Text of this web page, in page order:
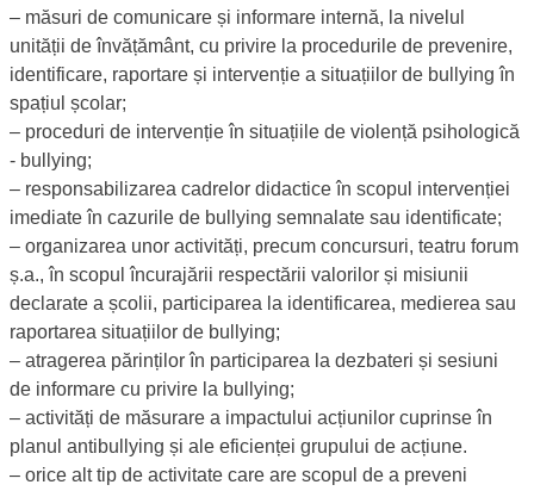
‒ măsuri de comunicare și informare internă, la nivelul
unității de învățământ, cu privire la procedurile de prevenire,
identificare, raportare și intervenție a situațiilor de bullying în
spațiul școlar;
‒ proceduri de intervenție în situațiile de violență psihologică
- bullying;
‒ responsabilizarea cadrelor didactice în scopul intervenției
imediate în cazurile de bullying semnalate sau identificate;
‒ organizarea unor activități, precum concursuri, teatru forum
ș.a., în scopul încurajării respectării valorilor și misiunii
declarate a școlii, participarea la identificarea, medierea sau
raportarea situațiilor de bullying;
‒ atragerea părinților în participarea la dezbateri și sesiuni
de informare cu privire la bullying;
‒ activități de măsurare a impactului acțiunilor cuprinse în
planul antibullying și ale eficienței grupului de acțiune.
‒ orice alt tip de activitate care are scopul de a preveni